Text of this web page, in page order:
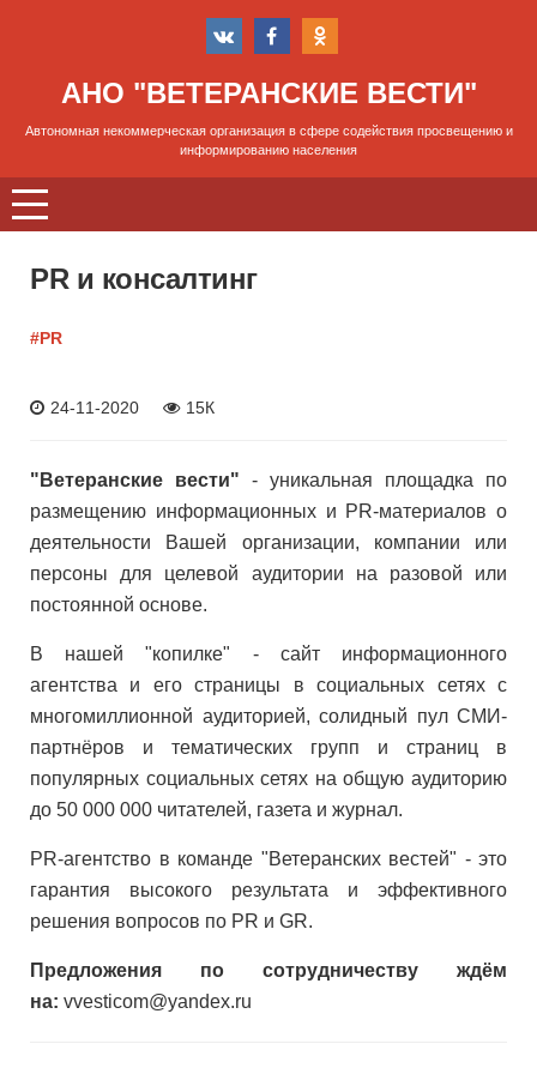
АНО "ВЕТЕРАНСКИЕ ВЕСТИ"
Автономная некоммерческая организация в сфере содействия просвещению и
информированию населения
PR и консалтинг
#PR
24-11-2020 15К
"Ветеранские вести" - уникальная площадка по
размещению информационных и PR-материалов о
деятельности Вашей организации, компании или
персоны для целевой аудитории на разовой или
постоянной основе.
В нашей "копилке" - сайт информационного
агентства и его страницы в социальных сетях с
многомиллионной аудиторией, солидный пул СМИ-
партнёров и тематических групп и страниц в
популярных социальных сетях на общую аудиторию
до 50 000 000 читателей, газета и журнал.
PR-агентство в команде "Ветеранских вестей" - это
гарантия высокого результата и эффективного
решения вопросов по PR и GR.
Предложения по сотрудничеству ждём
на: vvesticom@yandex.ru